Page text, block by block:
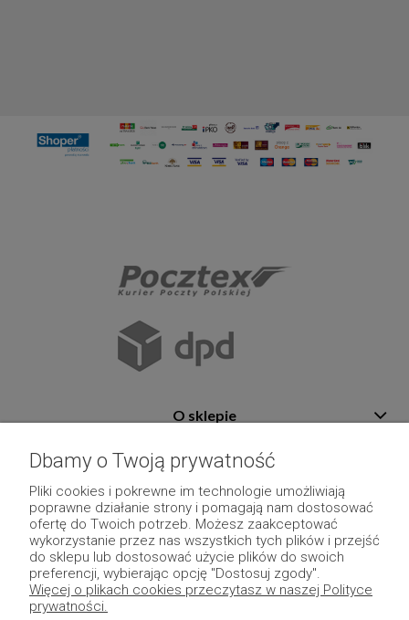
O sklepie
Płatność i dostawa
Moje konto
Pozostałe
Dbamy o Twoją prywatność
Pliki cookies i pokrewne im technologie umożliwiają
poprawne działanie strony i pomagają nam dostosować
ofertę do Twoich potrzeb. Możesz zaakceptować
wykorzystanie przez nas wszystkich tych plików i przejść
do sklepu lub dostosować użycie plików do swoich
preferencji, wybierając opcję "Dostosuj zgody".
Więcej o plikach cookies przeczytasz w naszej Polityce
prywatności.